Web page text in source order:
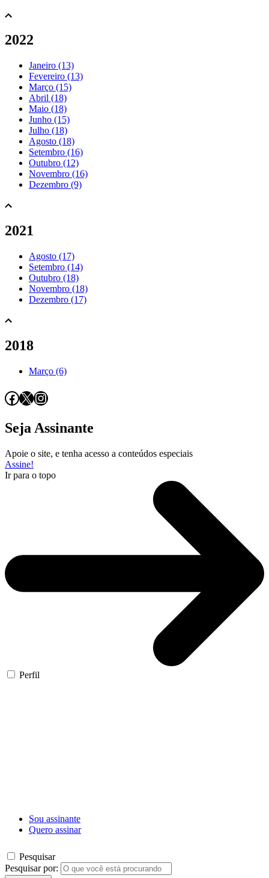
2022
Janeiro (13)
Fevereiro (13)
Março (15)
Abril (18)
Maio (18)
Junho (15)
Julho (18)
Agosto (18)
Setembro (16)
Outubro (12)
Novembro (16)
Dezembro (9)
2021
Agosto (17)
Setembro (14)
Outubro (18)
Novembro (18)
Dezembro (17)
2018
Março (6)
Facebook
X Instagram
Seja Assinante
Apoie o site, e tenha acesso a conteúdos especiais
Assine!
Ir para o topo
Perfil
Sou assinante
Quero assinar
Pesquisar
Pesquisar por: